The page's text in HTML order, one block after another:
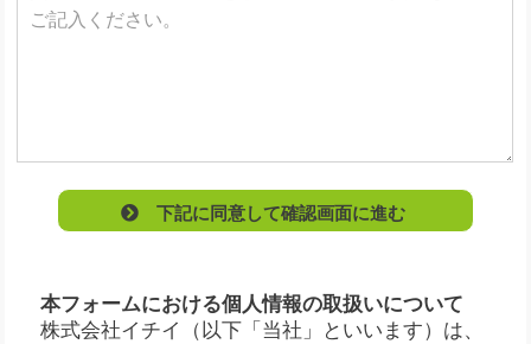
下記に同意して確認画面に進む
本フォームにおける個人情報の取扱いについて
株式会社イチイ（以下「当社」といいます）は、